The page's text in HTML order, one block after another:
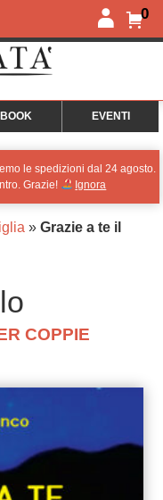
0
EVENTI
le spedizioni dal 24 agosto.
Grazie!
Ignora
» Grazie a te il
COPPIE